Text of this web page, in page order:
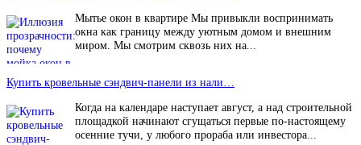
Мытье окон в квартире Мы привыкли воспринимать
окна как границу между уютным домом и внешним
миром. Мы смотрим сквозь них на...
Купить кровельные сэндвич-панели из нали…
Когда на календаре наступает август, а над строительной
площадкой начинают сгущаться первые по-настоящему
осенние тучи, у любого прораба или инвестора...